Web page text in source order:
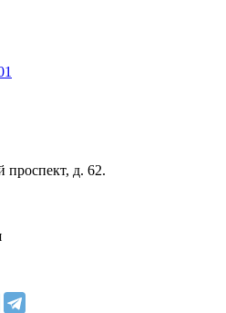
проспект, д. 62.